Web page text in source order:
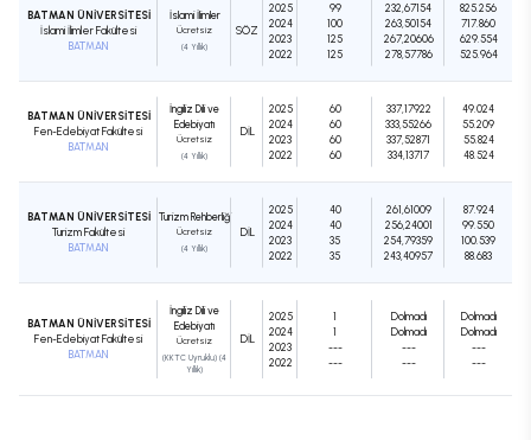
BATMAN ÜNİVERSİTESİ
İslami İlimler Fakültesi
BATMAN
İslami İlimler
Ücretsiz
(4 Yıllık)
SÖZ
2025
2024
2023
2022
99
100
125
125
232,67154
263,50154
267,20606
278,57786
825.256
717.860
629.554
525.964
BATMAN ÜNİVERSİTESİ
Fen-Edebiyat Fakültesi
BATMAN
İngiliz Dili ve
Edebiyatı
Ücretsiz
(4 Yıllık)
DIL
2025
2024
2023
2022
60
60
60
60
337,17922
333,55266
337,52871
334,13717
49.024
55.209
55.824
48.524
BATMAN ÜNİVERSİTESİ
Turizm Fakültesi
BATMAN
Turizm Rehberliği
Ücretsiz
(4 Yıllık)
DIL
2025
2024
2023
2022
40
40
35
35
261,61009
256,24001
254,79359
243,40957
87.924
99.550
100.539
88.683
BATMAN ÜNİVERSİTESİ
Fen-Edebiyat Fakültesi
BATMAN
İngiliz Dili ve
Edebiyatı
Ücretsiz
(KKTC Uyruklu) (4
Yıllık)
DIL
2025
2024
2023
2022
1
1
---
---
Dolmadı
Dolmadı
---
---
Dolmadı
Dolmadı
---
---